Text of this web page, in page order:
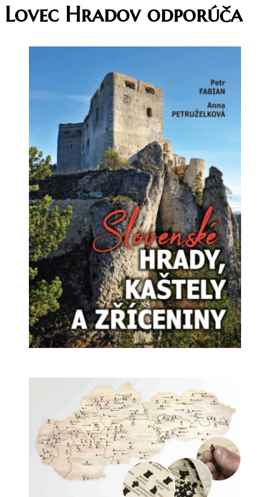
Lovec Hradov odporúča